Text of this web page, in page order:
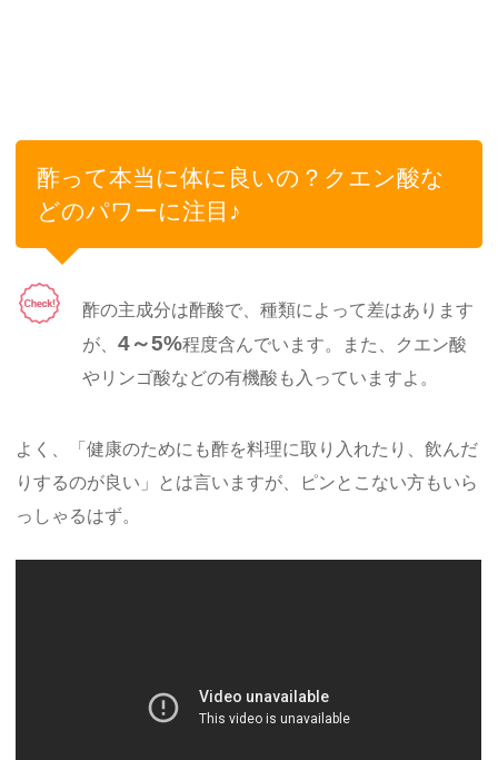
酢って本当に体に良いの？クエン酸な
どのパワーに注目♪
酢の主成分は酢酸で、種類によって差はあります
が、4～5%程度含んでいます。また、クエン酸
やリンゴ酸などの有機酸も入っていますよ。
よく、「健康のためにも酢を料理に取り入れたり、飲んだ
りするのが良い」とは言いますが、ピンとこない方もいら
っしゃるはず。